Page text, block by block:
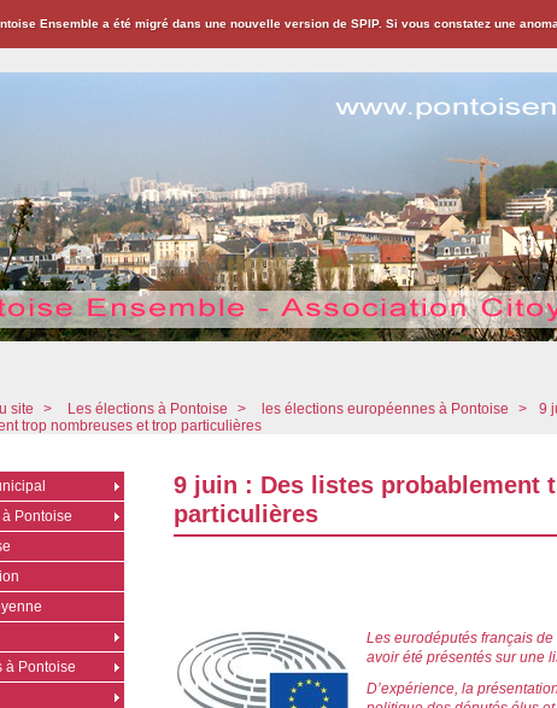
Ensemble a été migré dans une nouvelle version de SPIP. Si vous constatez une
site > Les élections à Pontoise > les élections européennes à Pontoise >
9
trop nombreuses et trop particulières
9 juin : Des listes probablement
particulières
Les eurodéputés français
avoir été présentés sur une
D’expérience, la
Pontoise
à Pontoise